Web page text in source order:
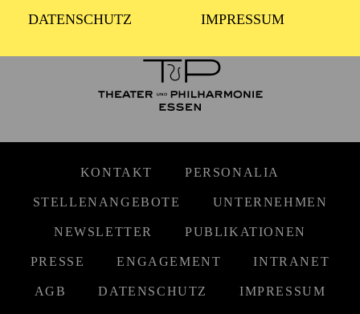
DATENSCHUTZ IMPRESSUM
KONTAKT PERSONALIA
STELLENANGEBOTE UNTERNEHMEN
NEWSLETTER PUBLIKATIONEN
PRESSE ENGAGEMENT INTRANET
AGB DATENSCHUTZ IMPRESSUM